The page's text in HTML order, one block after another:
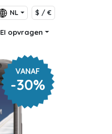
NL $ / €
opvragen
VANAF
-30%